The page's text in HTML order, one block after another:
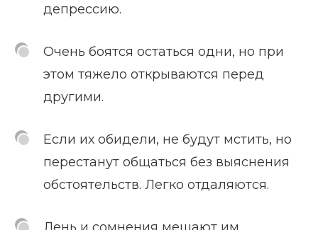
депрессию.
Очень боятся остаться одни, но при
этом тяжело открываются перед
другими.
Если их обидели, не будут мстить, но
перестанут общаться без выяснения
обстоятельств. Легко отдаляются.